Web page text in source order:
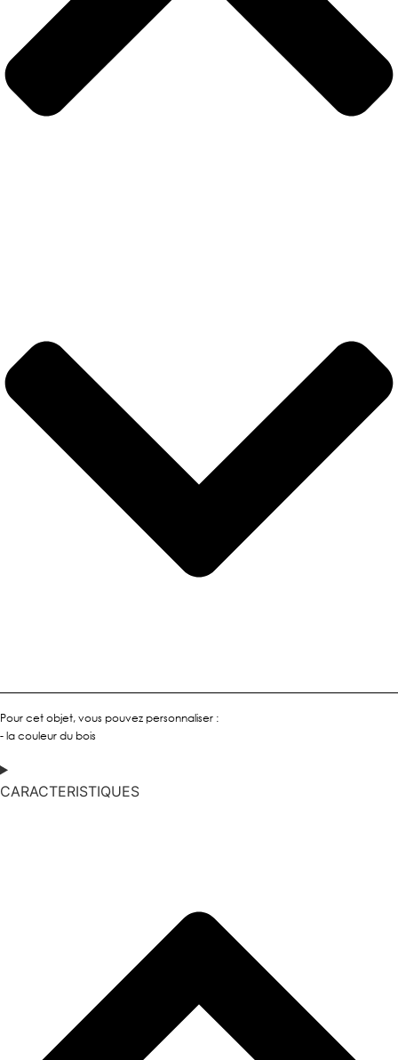
Pour cet objet, vous pouvez personnaliser :
- la couleur du bois
CARACTERISTIQUES